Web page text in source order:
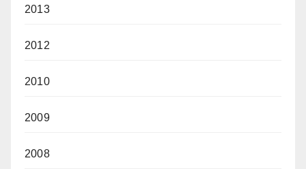
2013
2012
2010
2009
2008